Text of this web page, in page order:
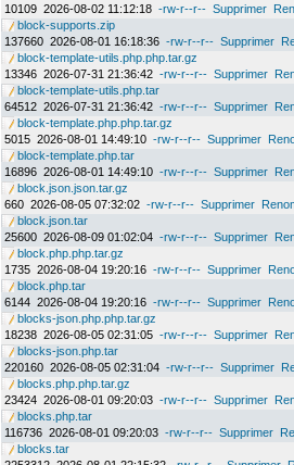
10109 2026-08-02 11:12:18 -rw-r--r-- Supprimer
block-supports.zip
137660 2026-08-01 16:18:36 -rw-r--r-- Supprimer
block-template-utils.php.php.tar.gz
13346 2026-07-31 21:36:42 -rw-r--r-- Supprimer
block-template-utils.php.tar
64512 2026-07-31 21:36:42 -rw-r--r-- Supprimer
block-template.php.php.tar.gz
5015 2026-08-01 14:49:10 -rw-r--r-- Supprimer
block-template.php.tar
16896 2026-08-01 14:49:10 -rw-r--r-- Supprimer
block.json.json.tar.gz
660 2026-08-05 07:32:02 -rw-r--r-- Supprimer
block.json.tar
25600 2026-08-09 01:02:04 -rw-r--r-- Supprimer
block.php.php.tar.gz
1735 2026-08-04 19:20:16 -rw-r--r-- Supprimer
block.php.tar
6144 2026-08-04 19:20:16 -rw-r--r-- Supprimer
blocks-json.php.php.tar.gz
18238 2026-08-05 02:31:05 -rw-r--r-- Supprimer
blocks-json.php.tar
220160 2026-08-05 02:31:04 -rw-r--r-- Supprimer
blocks.php.php.tar.gz
23424 2026-08-01 09:20:03 -rw-r--r-- Supprimer
blocks.php.tar
116736 2026-08-01 09:20:03 -rw-r--r-- Supprimer
blocks.tar